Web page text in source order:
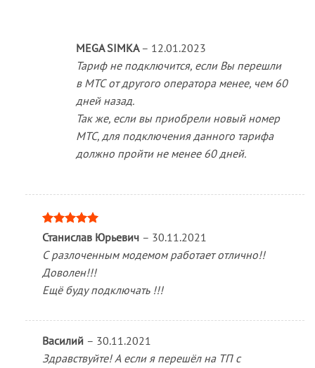
MEGA SIMKA – 12.01.2023
Тариф не подключится, если Вы перешли
в МТС от другого оператора менее, чем 60
дней назад.
Так же, если вы приобрели новый номер
МТС, для подключения данного тарифа
должно пройти не менее 60 дней.
Оценка5
Станислав Юрьевич – 30.11.2021
С разлоченным модемом работает отлично!!
Доволен!!!
Ещё буду подключать !!!
Василий – 30.11.2021
Здравствуйте! А если я перешёл на ТП с